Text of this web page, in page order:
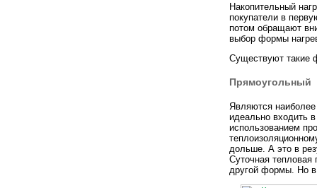
Накопительный
покупатели в
потом обращают
выбор формы
Существуют такие
Прямоугольный
Являются
идеально входить
использованием
дольше. А это в
Суточная тепловая
другой формы. Но в